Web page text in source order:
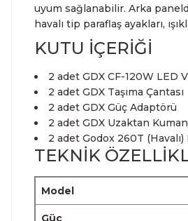
uyum sağlanabilir. Arka
havalı tip paraflaş ayakları,
KUTU İÇERİĞİ
2 adet GDX CF-120W LED
2 adet GDX Taşıma Çantası
2 adet GDX Güç Adaptörü
2 adet GDX Uzaktan
2 adet Godox 260T (Havalı)
TEKNİK
Model
Güç